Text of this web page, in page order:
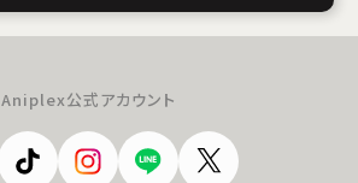
Aniplex公式アカウント